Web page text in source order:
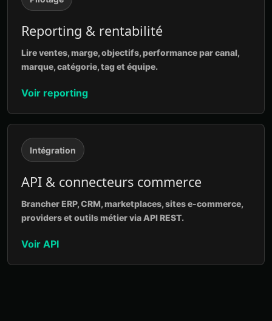
Reporting & rentabilité
Lire ventes, marge, objectifs, performance par canal,
marque, catégorie, tag et équipe.
Voir reporting
Intégration
API & connecteurs commerce
Brancher ERP, CRM, marketplaces, sites e-commerce,
providers et outils métier via API REST.
Voir API